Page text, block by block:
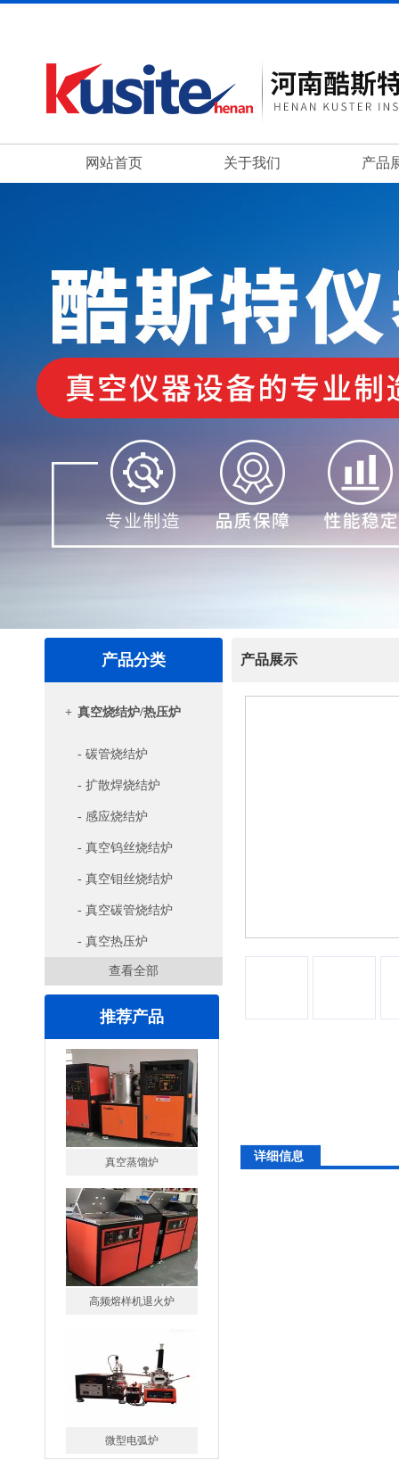
网站首页 关于我们 产品
产品分类
+ 真空烧结炉/热压炉
- 碳管烧结炉
- 扩散焊烧结炉
- 感应烧结炉
- 真空钨丝烧结炉
- 真空钼丝烧结炉
- 真空碳管烧结炉
- 真空热压炉
查看全部
推荐产品
真空蒸馏炉
高频熔样机退火炉
产品展示
详细信息